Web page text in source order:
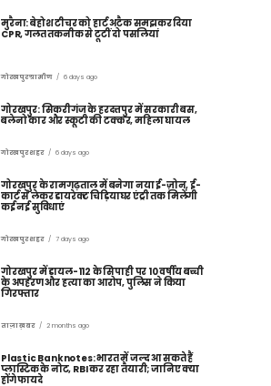
मुरैना: बेहोश टीचर को हार्ट अटैक समझकर दिया
CPR, गलत तकनीक से टूटीं दो पसलियां
गोरखपुर ग्रामीण 6 days ago
गोरखपुर: सिकरीगंज के हरदत्तपुर में सरकारी बस,
बलेनो कार और स्कूटी की टक्कर, महिला घायल
गोरखपुर शहर 6 days ago
गोरखपुर के रामगढ़ताल में बनेगा नया ई-ज़ोन, ई-
कार्ट से लेकर डायरेक्ट चिड़ियाघर एंट्री तक मिलेंगी
कई नई सुविधाएं
गोरखपुर शहर 7 days ago
गोरखपुर में डायल-112 के सिपाही पर 10 वर्षीय बच्ची
के अपहरण और हत्या का आरोप, पुलिस ने किया
गिरफ्तार
ताज़ा ख़बर 2 months ago
Plastic Banknotes: भारत में जल्द आ सकते हैं
प्लास्टिक के नोट, RBI कर रहा तैयारी; जानिए क्या
होंगे फायदे